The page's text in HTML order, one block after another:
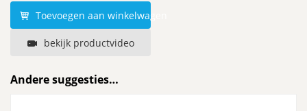
Toevoegen aan winkelwagen
bekijk productvideo
Andere suggesties…